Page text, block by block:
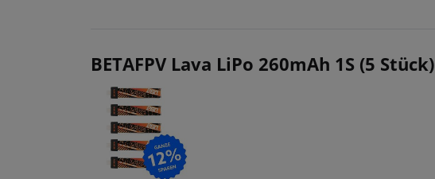
BETAFPV Lava LiPo 260mAh 1S (5 Stück)